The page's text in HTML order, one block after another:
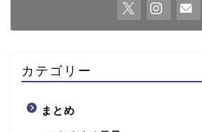
カテゴリー
まとめ